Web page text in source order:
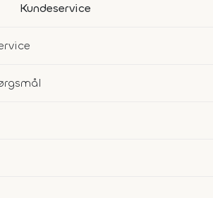
Kundeservice